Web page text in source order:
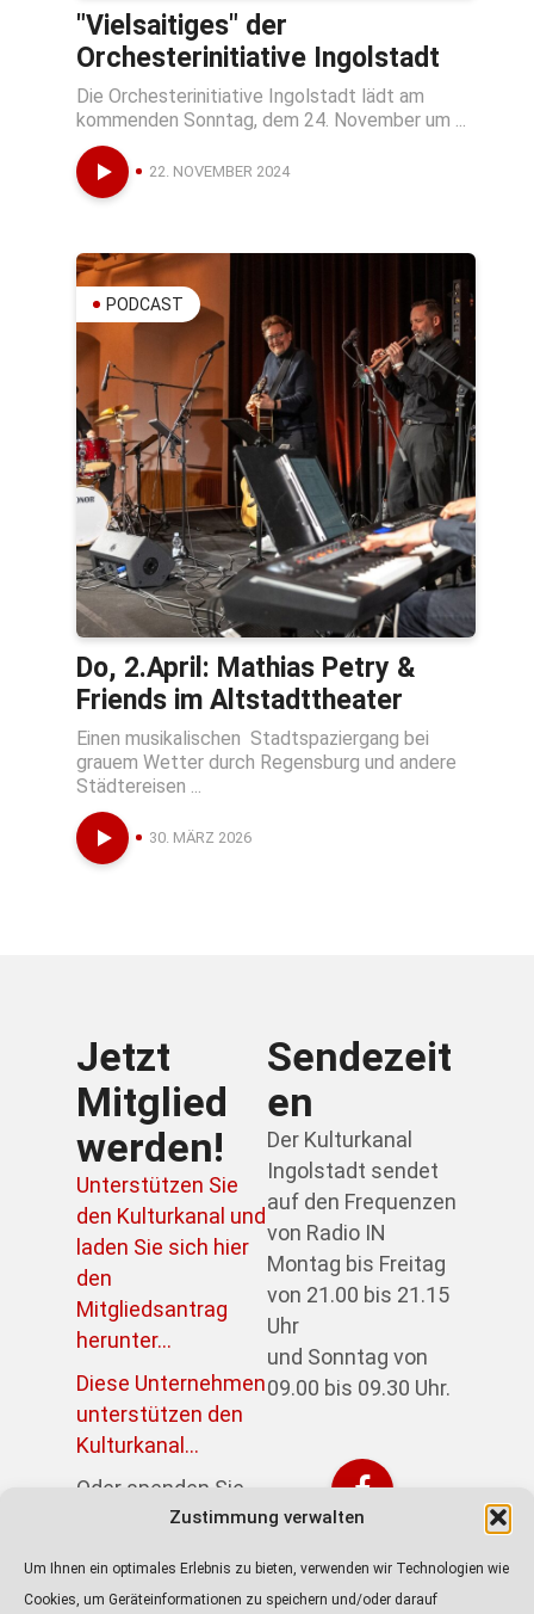
Zustimmung verwalten
Um Ihnen ein optimales Erlebnis zu bieten, verwenden wir Technologien wie
Cookies, um Geräteinformationen zu speichern und/oder darauf
"Vielsaitiges" der
Orchesterinitiative Ingolstadt
Die Orchesterinitiative Ingolstadt lädt am
kommenden Sonntag, dem 24. November um ...
22. NOVEMBER 2024
PODCAST
Do, 2.April: Mathias Petry &
Friends im Altstadttheater
Einen musikalischen Stadtspaziergang bei
grauem Wetter durch Regensburg und andere
Städtereisen ...
30. MÄRZ 2026
Jetzt
Mitglied
werden!
Unterstützen Sie
den Kulturkanal und
laden Sie sich hier
den
Mitgliedsantrag
herunter...
Diese Unternehmen
unterstützen den
Kulturkanal...
Oder spenden Sie
direkt über PayPal:
Achtung! Der Link
Sendezeit
en
Der Kulturkanal
Ingolstadt sendet
auf den Frequenzen
von Radio IN
Montag bis Freitag
von 21.00 bis 21.15
Uhr
und Sonntag von
09.00 bis 09.30 Uhr.